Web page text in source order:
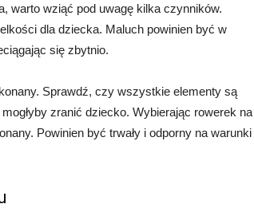
warto wziąć pod uwagę kilka czynników.
dla dziecka. Maluch powinien być w
się zbytnio.
Sprawdź, czy wszystkie elementy są
zranić dziecko. Wybierając rowerek na
Powinien być trwały i odporny na warunki